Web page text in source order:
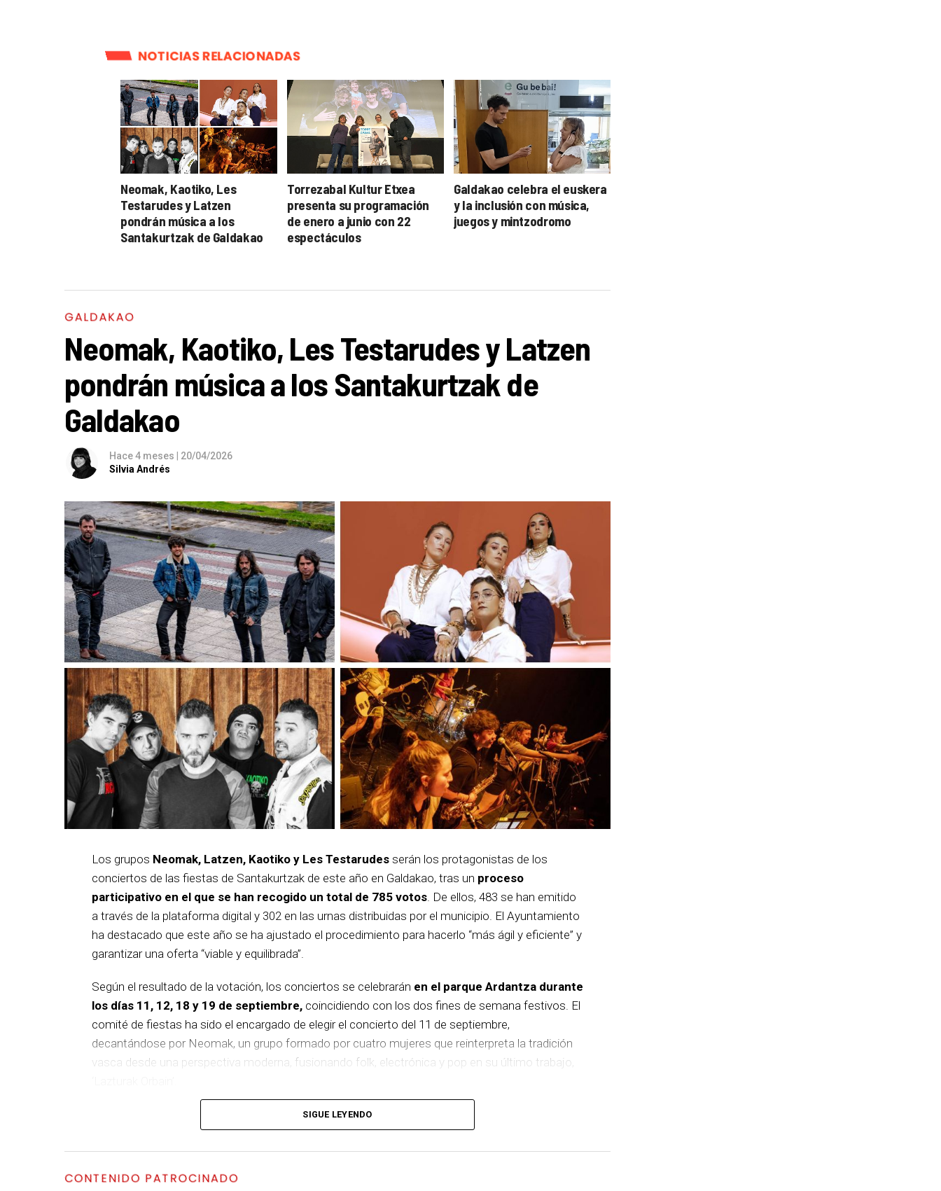
NOTICIAS RELACIONADAS
Neomak, Kaotiko, Les
Testarudes y Latzen
pondrán música a los
Santakurtzak de Galdakao
Torrezabal Kultur Etxea
presenta su programación
de enero a junio con 22
espectáculos
Galdakao celebra el euskera
y la inclusión con música,
juegos y mintzodromo
GALDAKAO
Neomak, Kaotiko, Les Testarudes y Latzen
pondrán música a los Santakurtzak de
Galdakao
Hace 4 meses | 20/04/2026
Silvia Andrés
Los grupos Neomak, Latzen, Kaotiko y Les Testarudes serán los protagonistas de los
conciertos de las fiestas de Santakurtzak de este año en Galdakao, tras un proceso
participativo en el que se han recogido un total de 785 votos . De ellos, 483 se han emitido
a través de la plataforma digital y 302 en las urnas distribuidas por el municipio. El Ayuntamiento
ha destacado que este año se ha ajustado el procedimiento para hacerlo “más ágil y eficiente” y
garantizar una oferta “viable y equilibrada”.
Según el resultado de la votación, los conciertos se celebrarán en el parque Ardantza durante
los días 11, 12, 18 y 19 de septiembre, coincidiendo con los dos fines de semana festivos. El
comité de fiestas ha sido el encargado de elegir el concierto del 11 de septiembre,
decantándose por Neomak, un grupo formado por cuatro mujeres que reinterpreta la tradición
vasca desde una perspectiva moderna, fusionando folk, electrónica y pop en su último trabajo,
El 12 de septiembre actuará Kaotiko, veterana banda de punk-rock que recientemente celebró
su 25 aniversario con el disco ‘XX5’. El siguiente fin de semana será el turno de Les Testarudes,
el día 18, un proyecto integrado por diez mujeres que apuesta por el ska, rocksteady y reggae
con un mensaje de empoderamiento. Por último, el 19 de septiembre cerrará el cartel Latzen,
SIGUE LEYENDO
CONTENIDO PATROCINADO